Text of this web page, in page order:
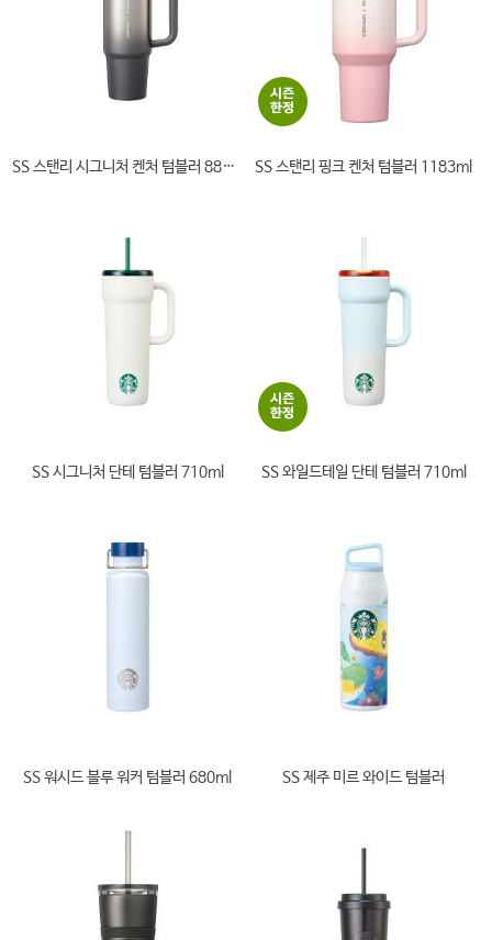
SS 스탠리 시그니처 켄처 텀블러 887ml SS 스탠리 핑크 켄처 텀블러 1183ml
SS 시그니처 단테 텀블러 710ml SS 와일드테일 단테 텀블러 710ml
SS 워시드 블루 워커 텀블러 680ml SS 제주 미르 와이드 텀블러